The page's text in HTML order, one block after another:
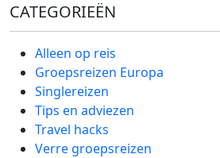
CATEGORIEËN
Alleen op reis
Groepsreizen Europa
Singlereizen
Tips en adviezen
Travel hacks
Verre groepsreizen